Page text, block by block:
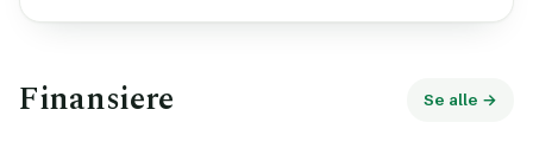
Finansiere Se alle →